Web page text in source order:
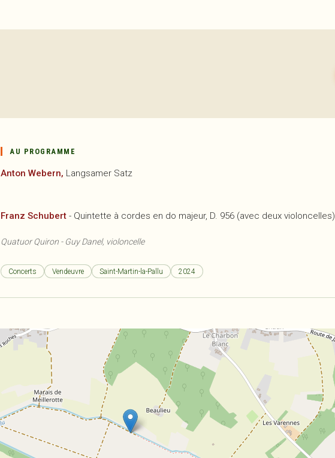
AU PROGRAMME
Anton Webern, Langsamer Satz
Franz Schubert - Quintette à cordes en do majeur, D. 956 (avec deux violoncelles)
Quatuor Quiron - Guy Danel, violoncelle
Concerts Vendeuvre Saint-Martin-la-Pallu 2024